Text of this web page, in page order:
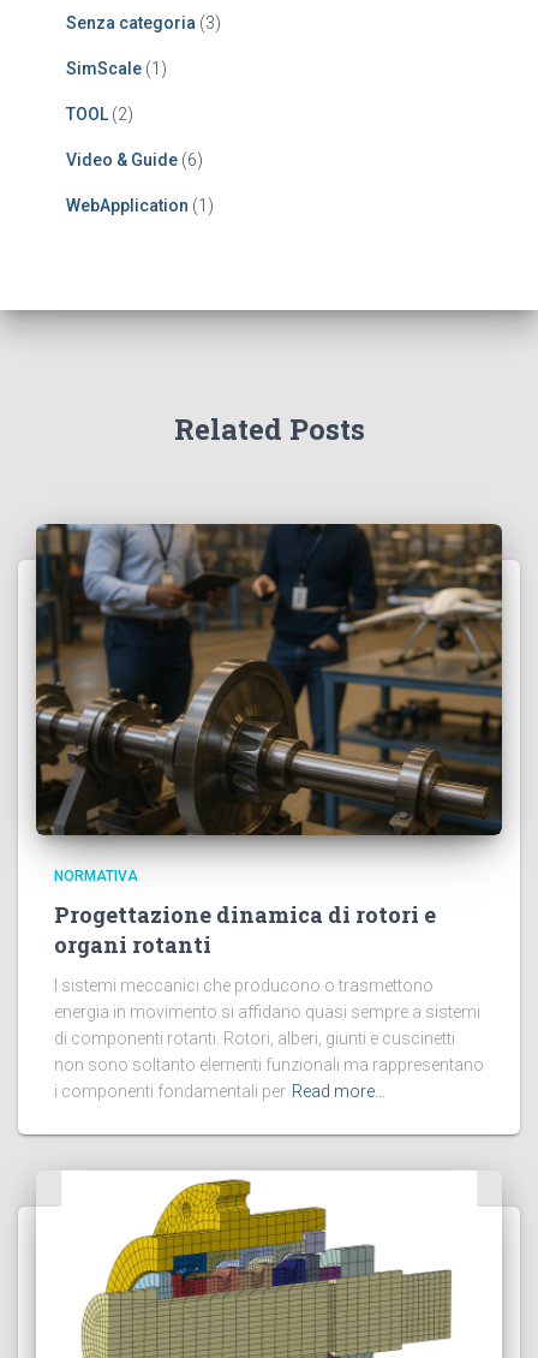
Senza categoria (3)
SimScale (1)
TOOL(2)
Video & Guide (6)
WebApplication (1)
Related Posts
NORMATIVA
Progettazione dinamica di rotori e
organi rotanti
I sistemi meccanici che producono o trasmettono
energia in movimento si affidano quasi sempre a sistemi
di componenti rotanti. Rotori, alberi, giunti e cuscinetti
non sono soltanto elementi funzionali ma rappresentano
i componenti fondamentali per Read more…